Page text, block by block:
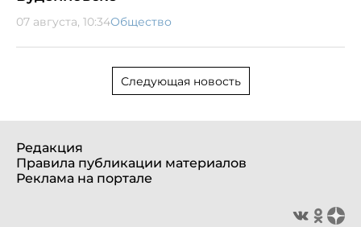
07 августа, 10:34Общество
Следующая новость
Редакция
Правила публикации материалов
Реклама на портале